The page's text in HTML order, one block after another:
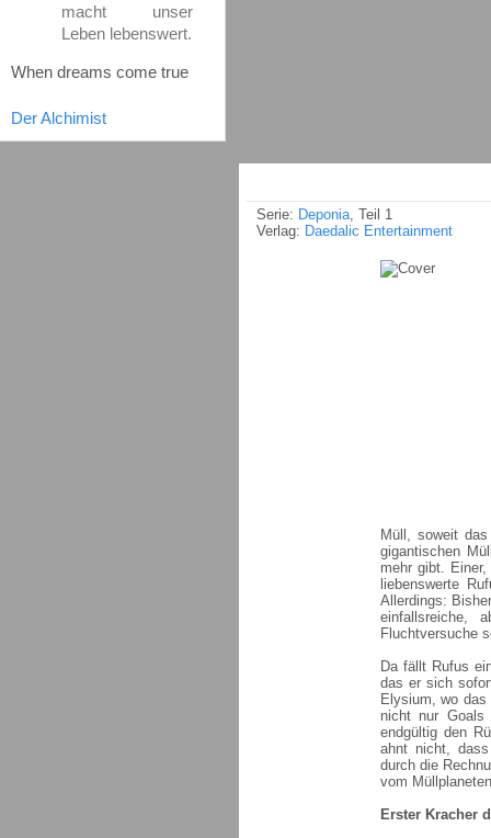
macht unser
Leben lebenswert.
When dreams come true
Der Alchimist
Serie: Deponia, Teil 1
Verlag: Daedalic Entertainment
Müll, soweit
gigantischen
mehr gibt.
liebenswerte
Allerdings:
einfallsreiche,
Fluchtversuche
Da fällt Rufus
das er sich
Elysium, wo
nicht nur Goals
endgültig den
ahnt nicht,
durch die
vom
Erster Kracher